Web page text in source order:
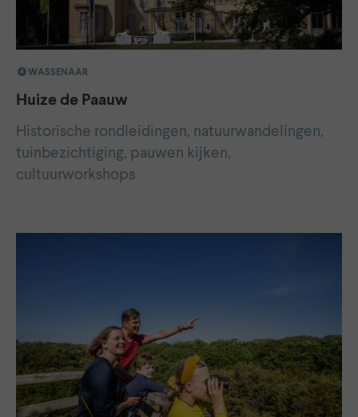
WASSENAAR
Huize de Paauw
Historische rondleidingen, natuurwandelingen,
tuinbezichtiging, pauwen kijken,
cultuurworkshops